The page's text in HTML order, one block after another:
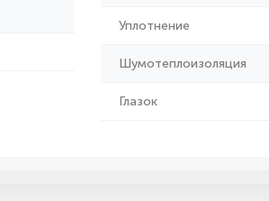
Уплотнение
Шумотеплоизоляция
Глазок